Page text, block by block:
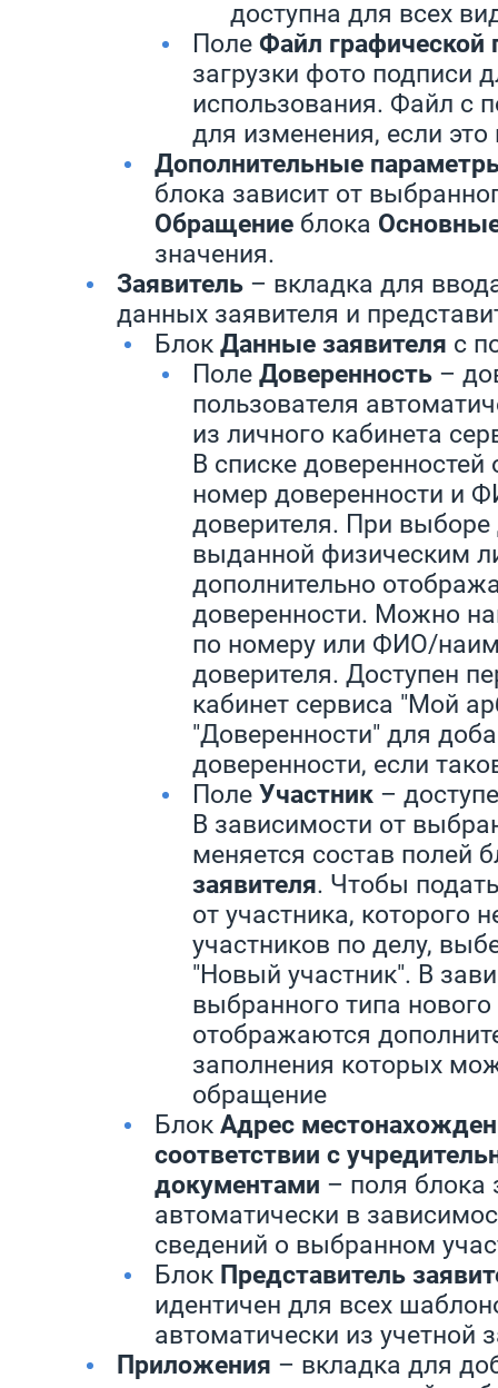
доступна для всех
Поле Файл графической
загрузки фото подписи
использования. Файл с
для изменения, если
Дополнительные
блока зависит от
Обращение блока
значения.
Заявитель – вкладка для
данных заявителя и
Блок Данные заявителя с
Поле Доверенность –
пользователя
из личного кабинета
В списке доверенностей
номер доверенности и
доверителя. При выборе
выданной физическим
дополнительно
доверенности. Можно
по номеру или ФИО/
доверителя. Доступен
кабинет сервиса "Мой
"Доверенности" для
доверенности, если
Поле Участник –
В зависимости от
меняется состав полей
заявителя. Чтобы
от участника, которого
участников по делу,
"Новый участник". В
выбранного типа нового
отображаются
заполнения которых
обращение
Блок Адрес
соответствии с
документами – поля блока
автоматически в
сведений о выбранном
Блок Представитель
идентичен для всех
автоматически из учетной
Приложения – вкладка для